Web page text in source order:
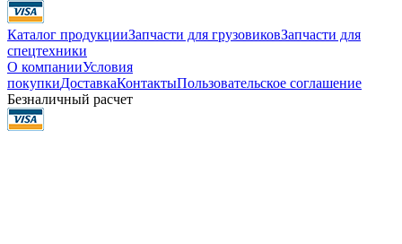
Каталог продукцииЗапчасти для грузовиковЗапчасти для
спецтехники
О компанииУсловия
покупкиДоставкаКонтактыПользовательское соглашение
Безналичный расчет